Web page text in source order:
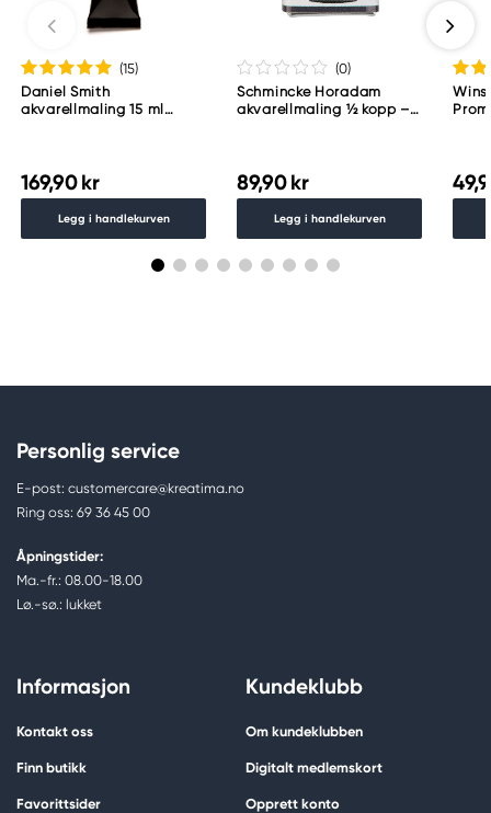
(15)
Daniel Smith
akvarellmaling 15 ml
169,90 kr
Legg i handlekurven
(0)
Schmincke Horadam
akvarellmaling ½ kopp –
89,90 kr
Legg i handlekurven
Personlig service
E-post: customercare@kreatima.no
Ring oss: 69 36 45 00
Åpningstider:
Ma.-fr.: 08.00-18.00
Lø.-sø.: lukket
Informasjon
Kontakt oss
Finn butikk
Favorittsider
Kundeklubb
Om kundeklubben
Digitalt medlemskort
Opprett konto